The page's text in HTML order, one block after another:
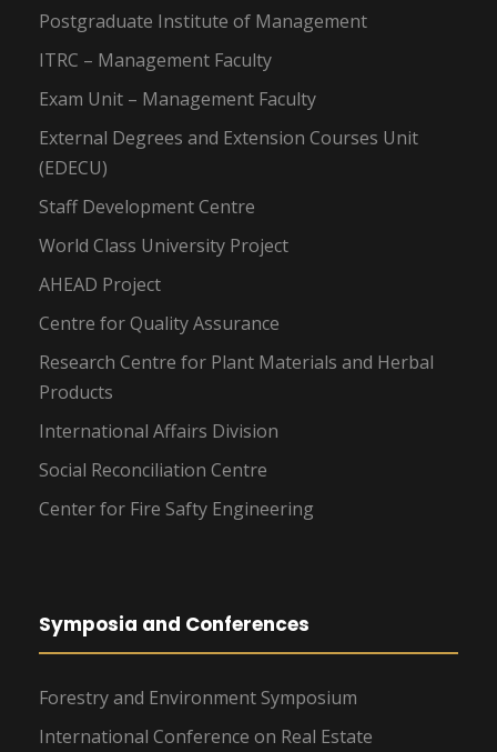
Postgraduate Institute of Management
ITRC – Management Faculty
Exam Unit – Management Faculty
External Degrees and Extension Courses Unit
(EDECU)
Staff Development Centre
World Class University Project
AHEAD Project
Centre for Quality Assurance
Research Centre for Plant Materials and Herbal
Products
International Affairs Division
Social Reconciliation Centre
Center for Fire Safty Engineering
Symposia and Conferences
Forestry and Environment Symposium
International Conference on Real Estate